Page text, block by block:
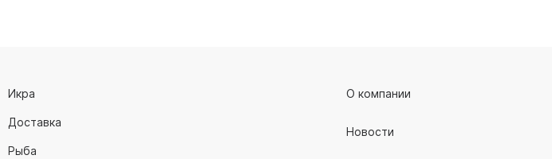
Икра
Доставка
Рыба
О компании
Новости